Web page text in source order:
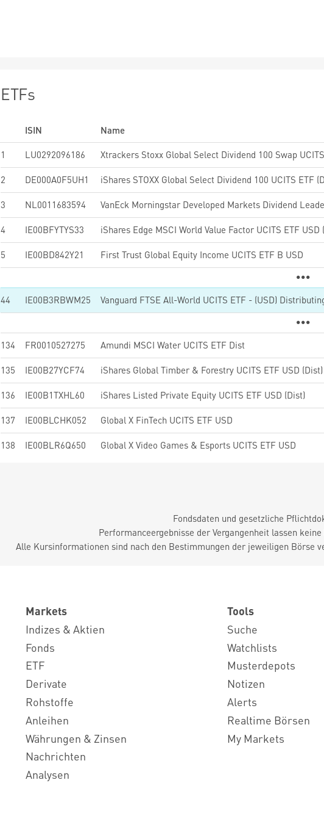
ETFs
ISIN Name
1
LU0292096186 Xtrackers Stoxx Global Select Dividend 100 Swap
2 DE000A0F5UH1 iShares STOXX Global Select Dividend 100 UCITS ETF
3 NL0011683594 VanEck Morningstar Developed Markets Dividend
4 IE00BFYTYS33 iShares Edge MSCI World Value Factor UCITS ETF USD
5 IE00BD842Y21 First Trust Global Equity Income UCITS ETF B USD
44 IE00B3RBWM25 Vanguard FTSE All-World UCITS ETF - (USD)
134 FR0010527275 Amundi MSCI Water UCITS ETF Dist
135 IE00B27YCF74 iShares Global Timber & Forestry UCITS ETF USD (Dist)
136 IE00B1TXHL60 iShares Listed Private Equity UCITS ETF USD (Dist)
137 IE00BLCHK052 Global X FinTech UCITS ETF USD
138 IE00BLR6Q650 Global X Video Games & Esports UCITS ETF USD
Fondsdaten und gesetzliche
Performanceergebnisse der Vergangenheit lassen
Alle Kursinformationen sind nach den Bestimmungen der jeweiligen Börse
Markets
Indizes & Aktien
Fonds
ETF
Derivate
Rohstoffe
Anleihen
Währungen & Zinsen
Nachrichten
Analysen
Tools
Suche
Watchlists
Musterdepots
Notizen
Alerts
Realtime Börsen
My Markets